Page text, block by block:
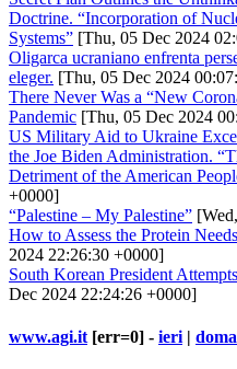
Doctrine. “Incorporation of
Systems” [Thu, 05 Dec 2024
Oligarca ucraniano enfrenta
eleger. [Thu, 05 Dec 2024
There Never Was a “New
Pandemic [Thu, 05 Dec 2024
US Military Aid to Ukraine
the Joe Biden Administration.
Detriment of the American
+0000]
“Palestine – My Palestine”
How to Assess the Protein
2024 22:26:30 +0000]
South Korean President
Dec 2024 22:24:26 +0000]
www.agi.it [err=0] - ieri |